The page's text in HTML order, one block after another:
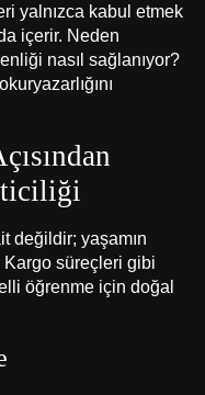
yalnızca kabul etmek
içerir. Neden
nasıl sağlanıyor?
değildir; yaşamın
Kargo süreçleri gibi
öğrenme için doğal